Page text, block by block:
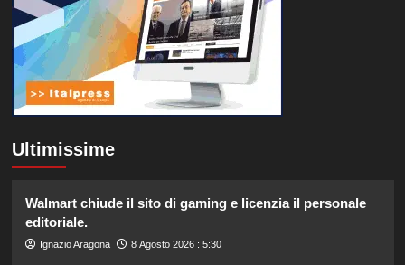
Ultimissime
Walmart chiude il sito di gaming e licenzia il personale
editoriale.
Ignazio Aragona 8 Agosto 2026 : 5:30